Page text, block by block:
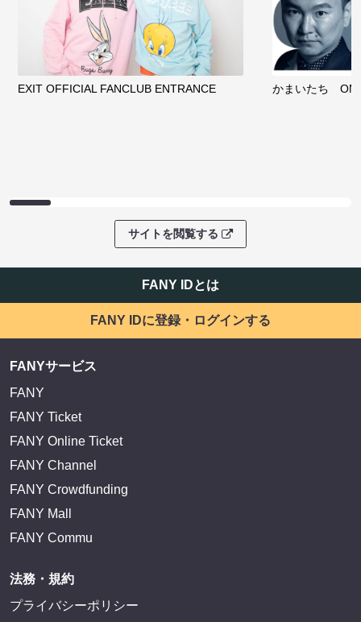
EXIT OFFICIAL FANCLUB ENTRANCE かまいたち
サイトを閲覧する
FANY IDとは
FANY IDに登録・ログインする
FANYサービス
FANY
FANY Ticket
FANY Online Ticket
FANY Channel
FANY Crowdfunding
FANY Mall
FANY Commu
法務・規約
プライバシーポリシー